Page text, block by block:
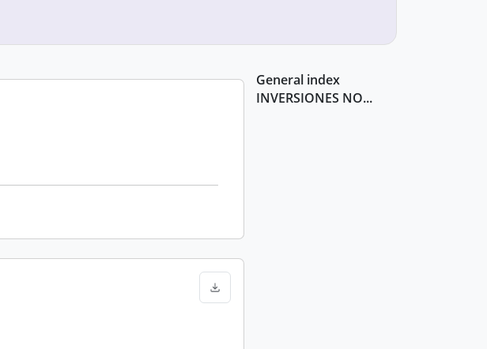
General index
INVERSIONES NO...